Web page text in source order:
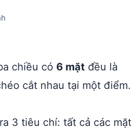
chiều có 6 mặt đều là
cắt nhau tại một điểm.
3 tiêu chí: tất cả các mặt